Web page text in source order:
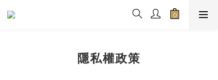
隱私權政策